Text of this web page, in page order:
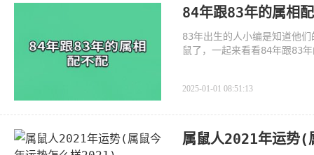
84年跟83年的属相
83年出生的人小编是知道他
鼠了，一起来看看84年跟83
2025-01-01 08:51:13
属鼠人2021年运势(